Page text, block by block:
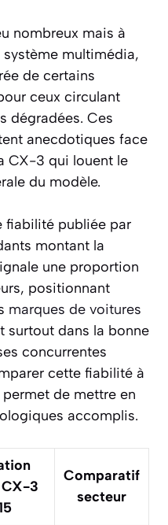
nombreux mais à
multimédia,
de certains
ceux circulant
dégradées. Ces
anecdotiques face
CX-3 qui louent le
du modèle.
fiabilité publiée par
montant la
une proportion
positionnant
marques de voitures
surtout dans la bonne
concurrentes
cette fiabilité à
permet de mettre en
accomplis.
CX-3
Comparatif
secteur